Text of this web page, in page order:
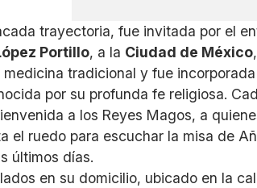
trayectoria, fue invitada por el
Portillo, a la Ciudad de México
tradicional y fue
por su profunda fe religiosa.
a los Reyes Magos, a
el ruedo para escuchar la misa de
últimos días.
en su domicilio, ubicado en la